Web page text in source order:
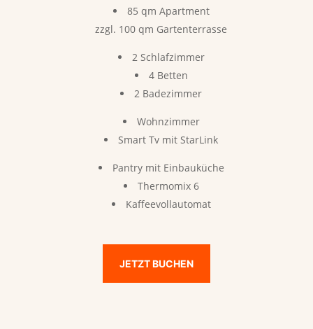
85 qm Apartment
zzgl. 100 qm Gartenterrasse
2 Schlafzimmer
4 Betten
2 Badezimmer
Wohnzimmer
Smart Tv mit StarLink
Pantry mit Einbauküche
Thermomix 6
Kaffeevollautomat
JETZT BUCHEN